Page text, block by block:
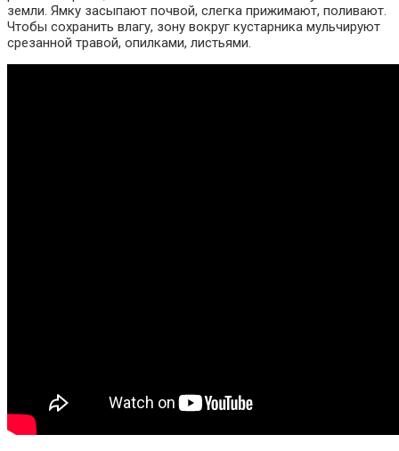
земли. Ямку засыпают почвой, слегка прижимают, поливают.
Чтобы сохранить влагу, зону вокруг кустарника мульчируют
срезанной травой, опилками, листьями.